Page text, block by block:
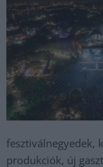
fesztiválnegyedek,
produkciók, új